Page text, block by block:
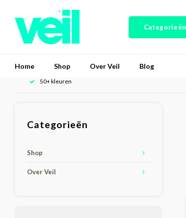
Categorieën
Home Shop Over Veil Blog
50+ kleuren
Categorieën
Shop
Over Veil